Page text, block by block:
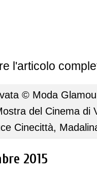
l'articolo
© Moda
del Cinema di
Cinecittà,
2015